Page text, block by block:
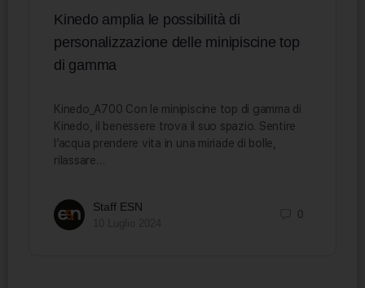
Kinedo amplia le possibilità di
personalizzazione delle minipiscine top
di gamma
Kinedo_A700 Con le minipiscine top di gamma di
Kinedo, il benessere trova il suo spazio. Sentire
l’acqua prendere vita in una miriade di bolle,
rilassare…
Staff ESN
0